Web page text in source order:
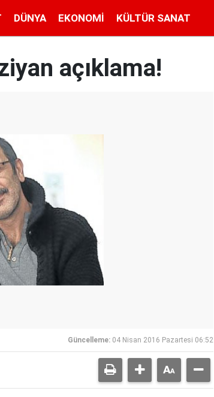
DÜNYA EKONOMI KÜLTÜR SANAT
açıklama!
Güncelleme: 04 Nisan 2016 Pazartesi 06:52